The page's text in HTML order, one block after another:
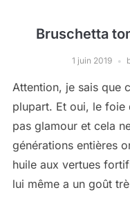
Bruschetta
1 juin 2019
Attention, je sais que
plupart. Et oui, le foie
pas glamour et cela
générations entières
huile aux vertues
lui même a un goût